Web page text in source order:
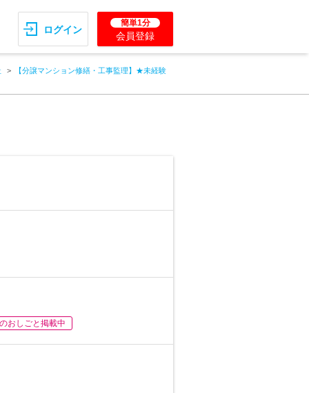
ログイン
簡単1分
会員登録
【分譲マンション修繕・工事監理】★未経験
おしごと掲載中